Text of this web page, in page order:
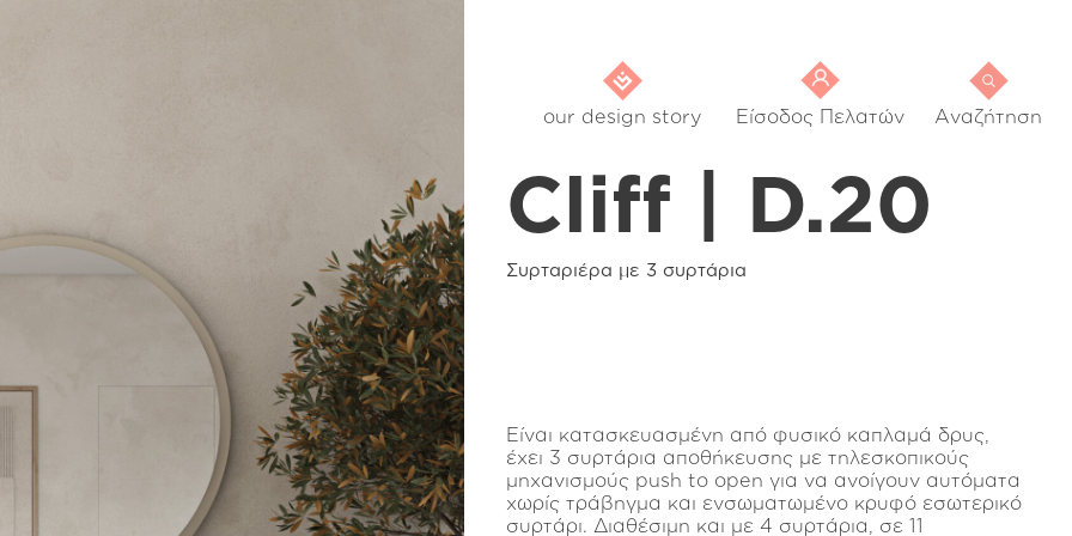
our design story Είσοδος Πελατών Αναζήτηση
Cliff | D.20
Συρταριέρα με 3 συρτάρια
Είναι κατασκευασμένη από φυσικό καπλαμά δρυς,
έχει 3 συρτάρια αποθήκευσης με τηλεσκοπικούς
μηχανισμούς push to open για να ανοίγουν αυτόματα
χωρίς τράβηγμα και ενσωματωμένο κρυφό εσωτερικό
συρτάρι. Διαθέσιμη και με 4 συρτάρια, σε 11